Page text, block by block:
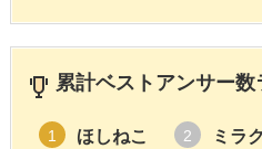
累計ベストアンサー数
1 ほしねこ 2 ミラ